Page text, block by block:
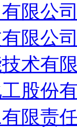
限公
限公
术有
股份
限责